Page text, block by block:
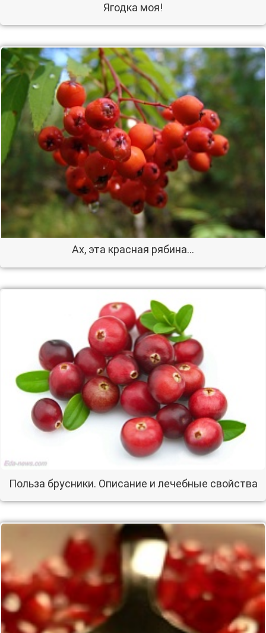
Ягодка моя!
Ах, эта красная рябина...
Польза брусники. Описание и лечебные свойства